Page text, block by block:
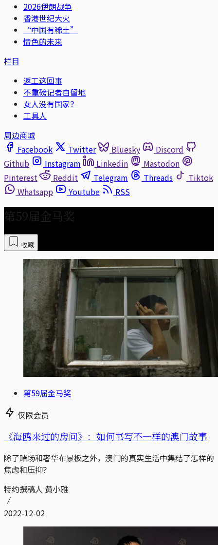
2026伊朗战争
香港世纪大火
“中国有稀土”
情色的未来
栏目
返工这回事
不重磅记者自留地
女人没有国家？
工具人
周边商城
Facebook
Twitter Bluesky
Discord
Github
Instagram Linkedin
Mastodon
Pinterest
Reddit Telegram Threads
Tiktok
Whatsapp
Youtube RSS
第59届金马奖
收藏
第59届金马奖
仅限会员
《海鸥来过的房间》：如何书写不一样的澳门故事
除了赌场和奢华布景板之外，澳门的真实生活中集结了怎样的
焦虑和压抑？
特约撰稿人 黄小雅
2022-12-02